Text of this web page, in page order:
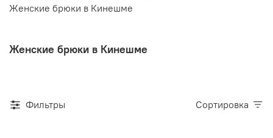
Женские брюки в Кинешме
Женские брюки в Кинешме
Фильтры Сортировка